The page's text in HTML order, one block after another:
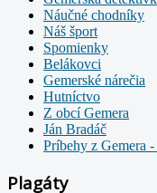
Náučné chodníky
Náš šport
Spomienky
Belákovci
Gemerské nárečia
Hutníctvo
Z obcí Gemera
Ján Bradáč
Príbehy z Gemera
Plagáty